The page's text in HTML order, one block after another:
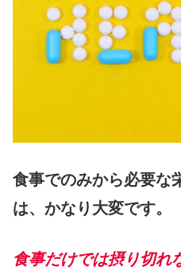
食事でのみから必要な
は、かなり大変です。
食事だけでは摂り切れ